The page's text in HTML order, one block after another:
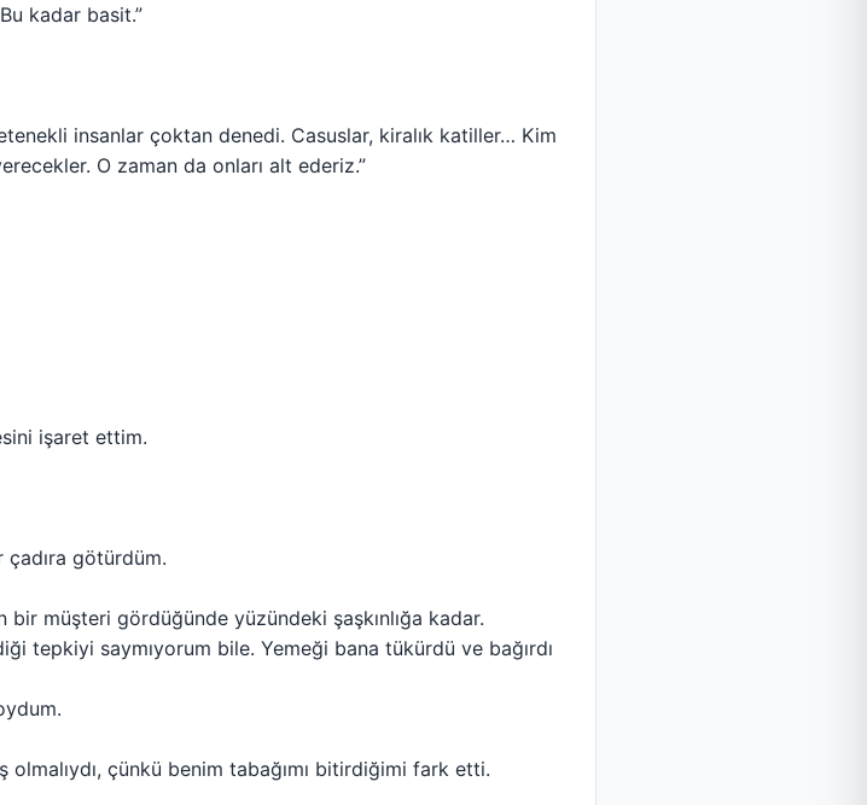
kadar basit.”
insanlar çoktan denedi. Casuslar, kiralık katiller… Kim
O zaman da onları alt ederiz.”
işaret ettim.
çadıra götürdüm.
bir müşteri gördüğünde yüzündeki şaşkınlığa kadar.
tepkiyi saymıyorum bile. Yemeği bana tükürdü ve bağırdı
olmalıydı, çünkü benim tabağımı bitirdiğimi fark etti.